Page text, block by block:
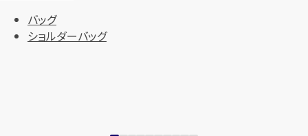
バッグ
ショルダーバッグ